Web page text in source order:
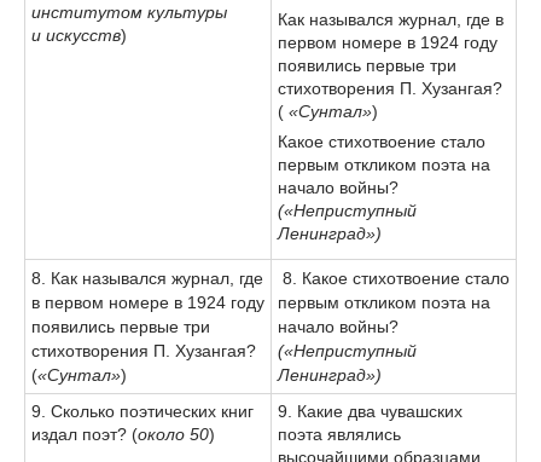
институтом культуры
и искусств)
Как назывался журнал, где в
первом номере в 1924 году
появились первые три
стихотворения П. Хузангая?
( «Сунтал»)
Какое стихотвоение стало
первым откликом поэта на
начало войны?
(«Неприступный
Ленинград»)
8. Как назывался журнал, где
в первом номере в 1924 году
появились первые три
стихотворения П. Хузангая?
(«Сунтал»)
8. Какое стихотвоение стало
первым откликом поэта на
начало войны?
(«Неприступный
Ленинград»)
9. Сколько поэтических книг
издал поэт? (около 50)
9. Какие два чувашских
поэта являлись
высочайшими образцами